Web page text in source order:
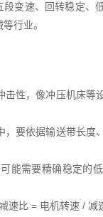
变速、回转稳定、
行业。
性，像冲压机床等
要依据输送带长度
能需要精确稳定的
速比 = 电机转速 /